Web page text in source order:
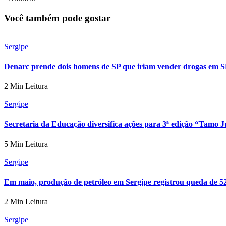
Você também pode gostar
Sergipe
Denarc prende dois homens de SP que iriam vender drogas em
2 Min Leitura
Sergipe
Secretaria da Educação diversifica ações para 3ª edição “Tamo
5 Min Leitura
Sergipe
Em maio, produção de petróleo em Sergipe registrou queda de
2 Min Leitura
Sergipe